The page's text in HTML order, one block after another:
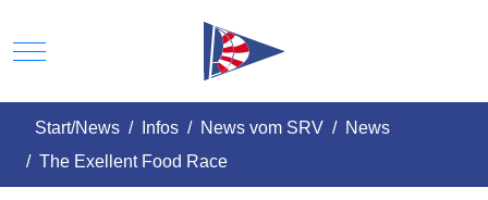
Mobile Menu Toggle
Start/News Infos News vom SRV
News
The Exellent Food Race